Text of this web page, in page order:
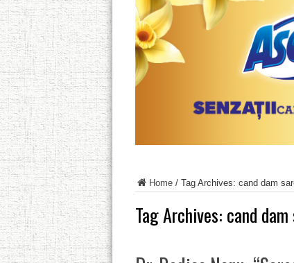
Home/ Tag Archives: cand dam
Tag Archives: cand